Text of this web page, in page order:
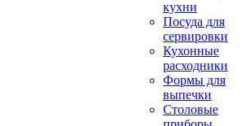
кухни
Посуда для
сервировки
Кухонные
расходники
Формы для
выпечки
Столовые